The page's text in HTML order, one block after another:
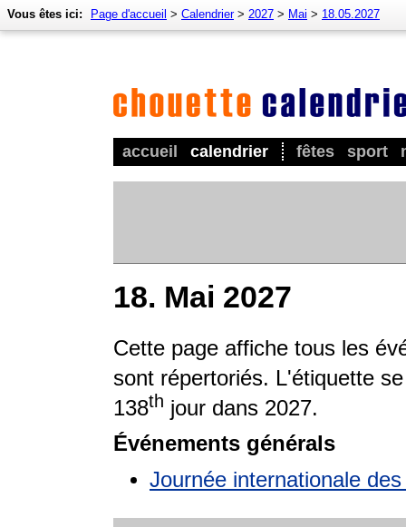
accueil calendrier fêtes sport
Vous êtes ici: Page d'accueil > Calendrier> 2027 > Mai > 18.05.2027
18. Mai 2027
Cette page affiche tous les
sont répertoriés. L'étiquette
138th jour dans 2027.
Événements générals
Journée internationale